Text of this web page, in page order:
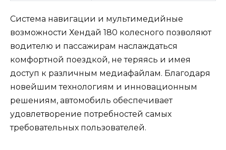
Система навигации и мультимедийные
возможности Хендай 180 колесного позволяют
водителю и пассажирам наслаждаться
комфортной поездкой, не теряясь и имея
доступ к различным медиафайлам. Благодаря
новейшим технологиям и инновационным
решениям, автомобиль обеспечивает
удовлетворение потребностей самых
требовательных пользователей.